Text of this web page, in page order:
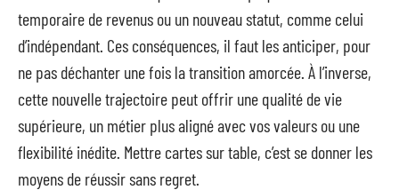
temporaire de revenus ou un nouveau statut, comme celui
d’indépendant. Ces conséquences, il faut les anticiper, pour
ne pas déchanter une fois la transition amorcée. À l’inverse,
cette nouvelle trajectoire peut offrir une qualité de vie
supérieure, un métier plus aligné avec vos valeurs ou une
flexibilité inédite. Mettre cartes sur table, c’est se donner les
moyens de réussir sans regret.